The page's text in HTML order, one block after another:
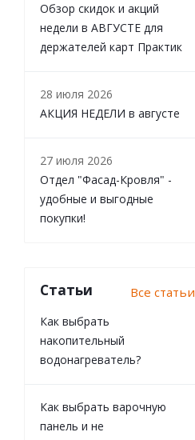
Обзор скидок и акций
недели в АВГУСТЕ для
держателей карт Практик
28 июля 2026
АКЦИЯ НЕДЕЛИ в августе
27 июля 2026
Отдел "Фасад-Кровля" -
удобные и выгодные
покупки!
Статьи Все статьи
Как выбрать
накопительный
водонагреватель?
Как выбрать варочную
панель и не